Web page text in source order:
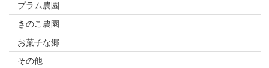
プラム農園
きのこ農園
お菓子な郷
その他